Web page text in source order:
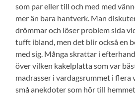
som par eller till och med med
mer än bara hantverk. Man
drömmar och löser problem sida
tufft ibland, men det blir också en
med sig. Många skrattar i
över vilken kakelplatta som var
madrasser i vardagsrummet i flera
små anekdoter som hör till